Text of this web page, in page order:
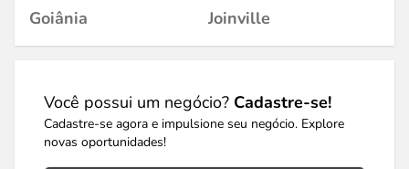
Goiânia
Joinville
Você possui um negócio? Cadastre-se!
Cadastre-se agora e impulsione seu negócio. Explore
novas oportunidades!